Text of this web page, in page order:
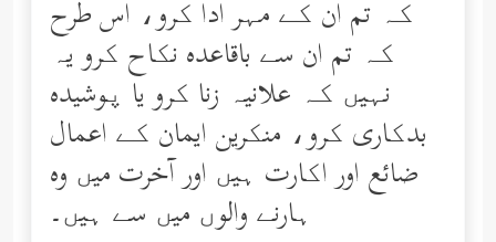
کہ تم ان کے مہر ادا کرو، اس طرح
کہ تم ان سے باقاعده نکاح کرو یہ
نہیں کہ علانیہ زنا کرو یا پوشیده
بدکاری کرو، منکرین ایمان کے اعمال
ضائع اور اکارت ہیں اور آخرت میں وه
ہارنے والوں میں سے ہیں۔